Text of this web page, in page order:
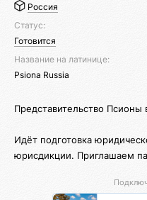
Россия
Статус:
Готовится
Название на латинице:
Psiona Russia
Представительство Псионы
Идёт подготовка
юрисдикции. Приглашаем